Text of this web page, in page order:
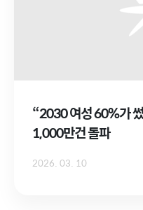
“2030 여성 60%가
1,000만건 돌파
2026. 03. 10